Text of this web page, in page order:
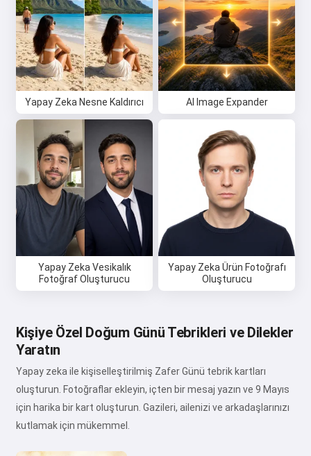
Yapay Zeka Nesne Kaldırıcı AI Image Expander
Yapay Zeka Vesikalık
Fotoğraf Oluşturucu
Yapay Zeka Ürün Fotoğrafı
Oluşturucu
Kişiye Özel Doğum Günü Tebrikleri ve Dilekler
Yaratın
Yapay zeka ile kişiselleştirilmiş Zafer Günü tebrik kartları
oluşturun. Fotoğraflar ekleyin, içten bir mesaj yazın ve 9 Mayıs
için harika bir kart oluşturun. Gazileri, ailenizi ve arkadaşlarınızı
kutlamak için mükemmel.